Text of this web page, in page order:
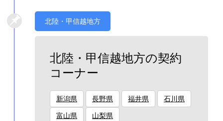
北陸・甲信越地方
北陸・甲信越地方の契約
コーナー
新潟県 長野県 福井県 石川県
富山県 山梨県